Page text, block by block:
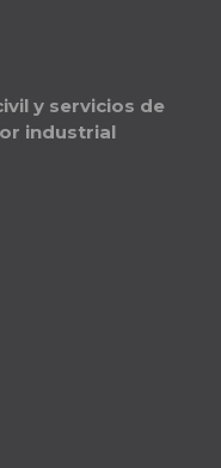
y servicios de
industrial